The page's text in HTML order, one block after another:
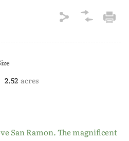
2.52 acres
San Ramon. The magnificent